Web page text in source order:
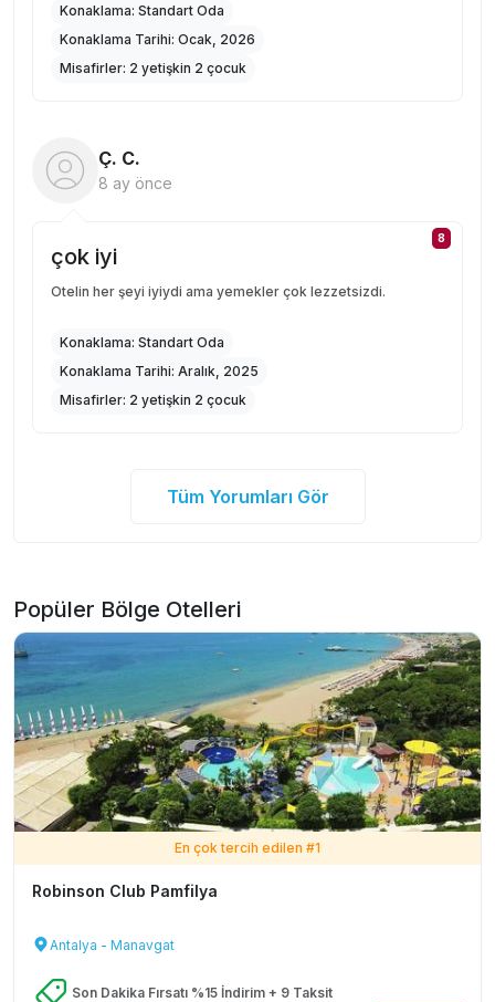
Konaklama: Standart Oda
Konaklama Tarihi: Ocak, 2026
Misafirler: 2 yetişkin 2 çocuk
Ç. C.
8 ay önce
8
çok iyi
Otelin her şeyi iyiydi ama yemekler çok lezzetsizdi.
Konaklama: Standart Oda
Konaklama Tarihi: Aralık, 2025
Misafirler: 2 yetişkin 2 çocuk
Tüm Yorumları Gör
Popüler Bölge Otelleri
En çok tercih edilen #1
Robinson Club Pamfilya
Antalya - Manavgat
Son Dakika Fırsatı %15 İndirim + 9 Taksit